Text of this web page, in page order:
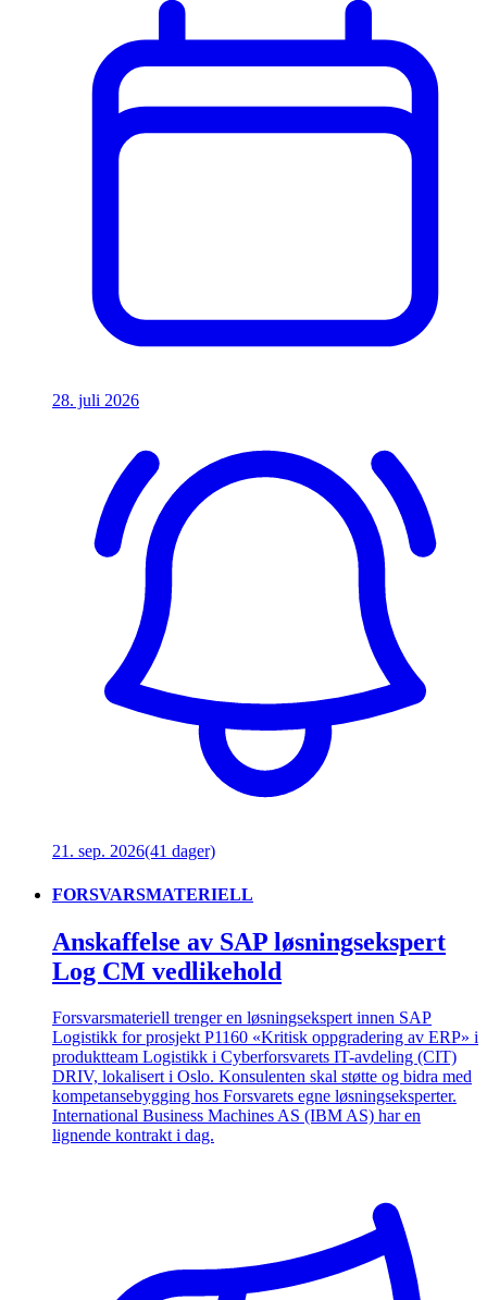
28. juli 2026
21. sep. 2026(41 dager)
FORSVARSMATERIELL
Anskaffelse av SAP løsningsekspert
Log CM vedlikehold
Forsvarsmateriell trenger en løsningsekspert innen SAP
Logistikk for prosjekt P1160 «Kritisk oppgradering av ERP» i
produktteam Logistikk i Cyberforsvarets IT-avdeling (CIT)
DRIV, lokalisert i Oslo. Konsulenten skal støtte og bidra med
kompetansebygging hos Forsvarets egne løsningseksperter.
International Business Machines AS (IBM AS) har en
lignende kontrakt i dag.